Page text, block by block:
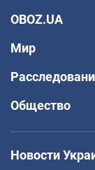
OBOZ.UA
Мир
Общество
Новости